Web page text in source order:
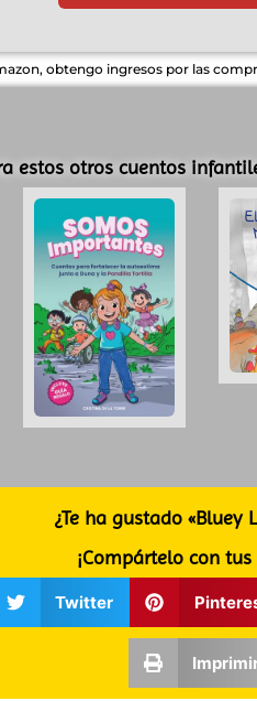
obtengo ingresos por las
estos otros cuentos
¿Te ha gustado «Bluey
¡Compártelo con
Twitter